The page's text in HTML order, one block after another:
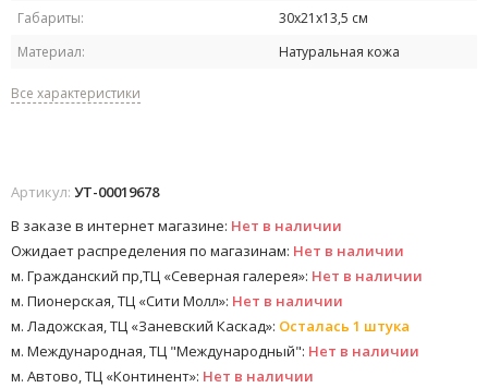
Габариты:
30х21х13,5 см
Материал:
Натуральная кожа
Все характеристики
Артикул: УТ-00019678
В заказе в интернет магазине: Нет в наличии
Ожидает распределения по магазинам: Нет в наличии
м. Гражданский пр,ТЦ «Северная галерея»: Нет в наличии
м. Пионерская, ТЦ «Сити Молл»: Нет в наличии
м. Ладожская, ТЦ «Заневский Каскад»: Осталась 1 штука
м. Международная, ТЦ "Международный": Нет в наличии
м. Автово, ТЦ «Континент»: Нет в наличии